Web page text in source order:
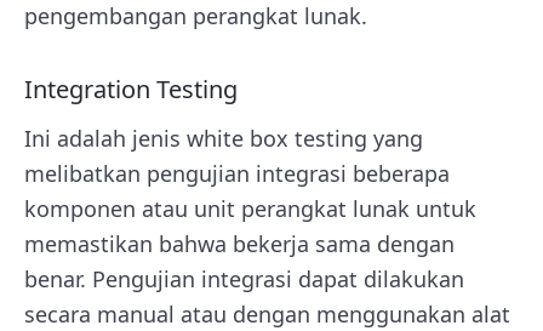
pengembangan perangkat lunak.
Integration Testing
Ini adalah jenis white box testing yang
melibatkan pengujian integrasi beberapa
komponen atau unit perangkat lunak untuk
memastikan bahwa bekerja sama dengan
benar. Pengujian integrasi dapat dilakukan
secara manual atau dengan menggunakan alat